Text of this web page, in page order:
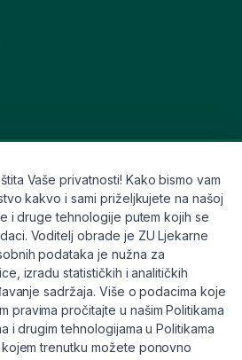
Vaše privatnosti! Kako bismo vam
kakvo i sami priželjkujete na našoj
i druge tehnologije putem kojih se
Voditelj obrade je ZU Ljekarne
podataka je nužna za
izradu statističkih i analitičkih
sadržaja. Više o podacima koje
pravima pročitajte u našim Politikama
i drugim tehnologijama u Politikama
trenutku možete ponovno